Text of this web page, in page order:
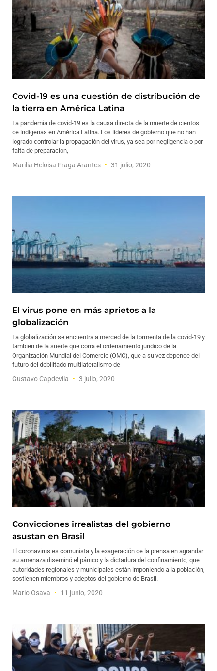
Covid-19 es una cuestión de distribución de
la tierra en América Latina
La pandemia de covid-19 es la causa directa de la muerte de cientos
de indígenas en América Latina. Los líderes de gobierno que no han
logrado controlar la propagación del virus, ya sea por negligencia o por
falta de preparación,
Marilia Heloisa Fraga Arantes 31 julio, 2020
El virus pone en más aprietos a la
globalización
La globalización se encuentra a merced de la tormenta de la covid-19 y
también de la suerte que corra el ordenamiento jurídico de la
Organización Mundial del Comercio (OMC), que a su vez depende del
futuro del debilitado multilateralismo de
Gustavo Capdevila 3 julio, 2020
Convicciones irrealistas del gobierno
asustan en Brasil
El coronavirus es comunista y la exageración de la prensa en agrandar
su amenaza diseminó el pánico y la dictadura del confinamiento, que
autoridades regionales y municipales están imponiendo a la población,
sostienen miembros y adeptos del gobierno de Brasil.
Mario Osava 11 junio, 2020